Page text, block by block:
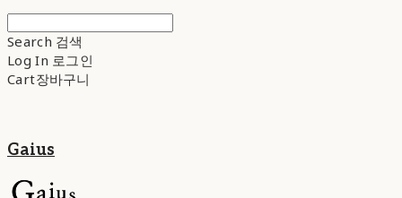
Search 검색
Log In 로그인
Cart장바구니
Gaius